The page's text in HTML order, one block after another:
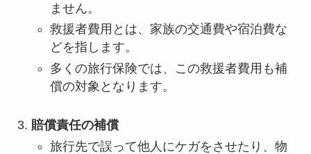
ません。
救援者費用とは、家族の交通費や宿泊費な
どを指します。
多くの旅行保険では、この救援者費用も補
償の対象となります。
賠償責任の補償
旅行先で誤って他人にケガをさせたり、物